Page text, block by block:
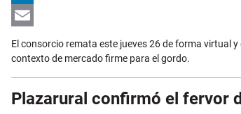
LinkedIn
Email
El consorcio remata este jueves 26 de forma virtual
contexto de mercado firme para el gordo.
Plazarural confirmó el fervor